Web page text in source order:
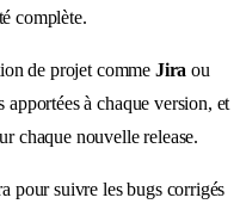
complète.
de projet comme Jira ou
à chaque version, et
chaque nouvelle release.
pour suivre les bugs corrigés